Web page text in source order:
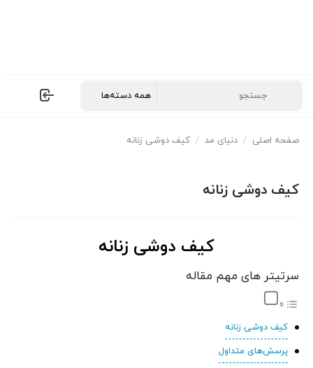
صفحه اصلی / دنیای مد / کیف دوشی زنانه
کیف دوشی زنانه
کیف دوشی زنانه
سرتیتر های مهم مقاله
کیف دوشی زنانه
پرسش‌های متداول